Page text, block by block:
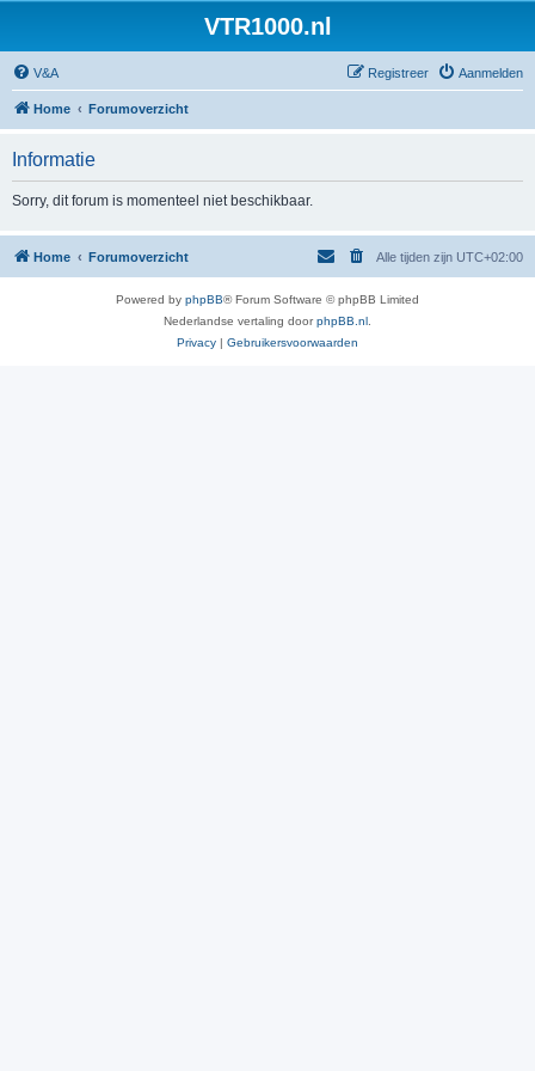
VTR1000.nl
V&A Aanmelden
Registreer
Home Forumoverzicht
Informatie
Sorry, dit forum is momenteel niet beschikbaar.
Home Forumoverzicht Alle tijden zijn UTC+02:00
Powered by phpBB® Forum Software © phpBB Limited
Nederlandse vertaling doorphpBB.nl
Privacy | Gebruikersvoorwaarden